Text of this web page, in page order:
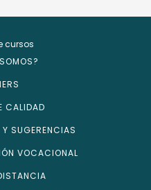
CALIDAD
SUGERENCIAS
VOCACIONAL